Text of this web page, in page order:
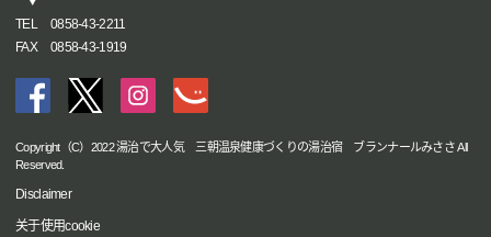
TEL
0858-43-2211
FAX
0858-43-1919
Copyright（C）2022 湯治で大人気 三朝温泉健康づくりの湯治宿 ブランナールみささ All
Reserved.
Disclaimer
关于使用cookie